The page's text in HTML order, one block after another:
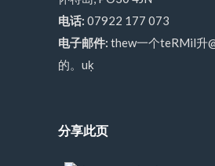
电话: 07922 177 073
电子邮件: thew一个teRMil升
的。uķ
分享此页